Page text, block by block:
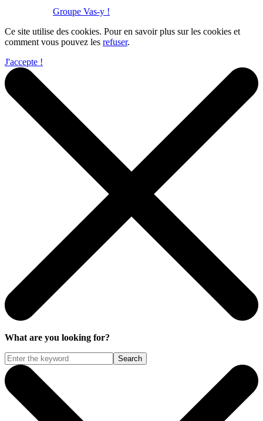
Groupe Vas-y !
Ce site utilise des cookies. Pour en savoir plus sur les cookies et
comment vous pouvez les refuser.
J'accepte !
What are you looking for?
Search